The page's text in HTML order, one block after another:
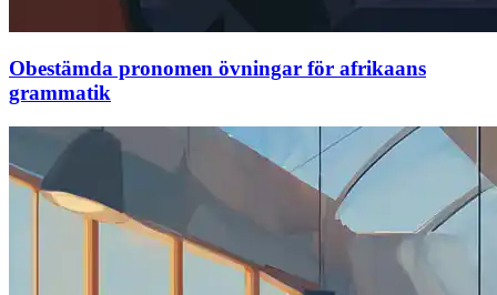
Obestämda pronomen övningar för afrikaans
grammatik